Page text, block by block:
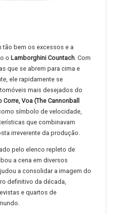
tão bem os excessos e a
o Lamborghini Countach. Com
que se abrem para cima e
ele rapidamente se
mais desejados do
Corre, Voa (The Cannonball
símbolo de velocidade,
que combinavam
irreverente da produção.
pelo elenco repleto de
a cena em diversos
a consolidar a imagem do
definitivo da década,
e quartos de